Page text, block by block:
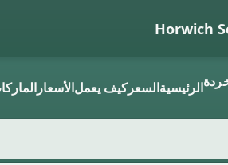
Horwich
الرئيسيةالسعركيف يعملالأسعار